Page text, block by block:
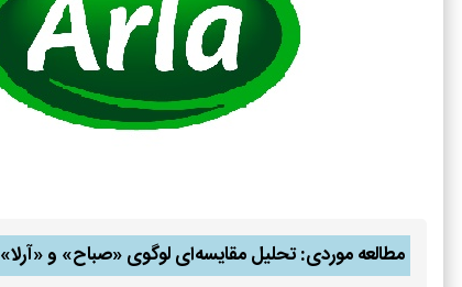
مطالعه موردی: تحلیل مقایسه‌ای لوگوی «صباح» و «آرلا»